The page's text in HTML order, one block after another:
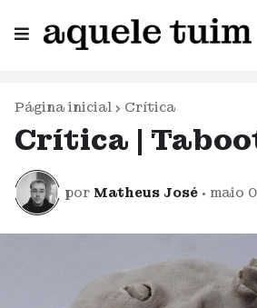
Página inicial Crítica
Crítica |
por Matheus José • maio